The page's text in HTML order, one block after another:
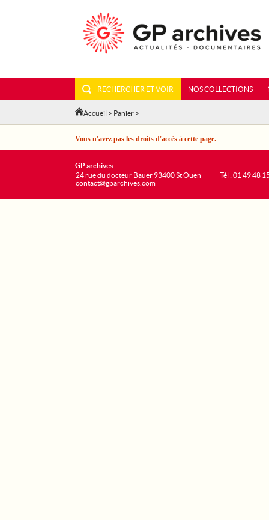
RECHERCHER ET VOIR NOS COLLECTIONS
Accueil > Panier >
Vous n'avez pas les droits d'accès à cette page.
GP archives
24 rue du docteur Bauer 93400 St Ouen
contact@gparchives.com
Tél : 01 49 48